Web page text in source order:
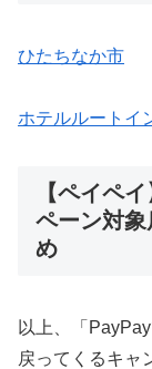
ひたちなか市
ホテルルートイ
【ペイペ
ペーン対
め
以上、「
戻ってくるキャ